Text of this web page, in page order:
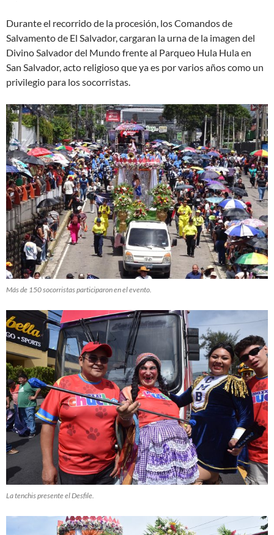
Durante el recorrido de la procesión, los Comandos de
Salvamento de El Salvador, cargaran la urna de la imagen del
Divino Salvador del Mundo frente al Parqueo Hula Hula en
San Salvador, acto religioso que ya es por varios años como un
privilegio para los socorristas.
Más de 150 socorristas participaron en el evento.
La tenchis presente el Desfile.